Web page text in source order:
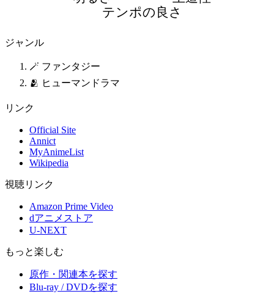
テンポの良さ
ジャンル
🪄 ファンタジー
🫂 ヒューマンドラマ
リンク
Official Site
Annict
MyAnimeList
Wikipedia
視聴リンク
Amazon Prime Video
dアニメストア
U-NEXT
もっと楽しむ
原作・関連本を探す
Blu-ray / DVDを探す